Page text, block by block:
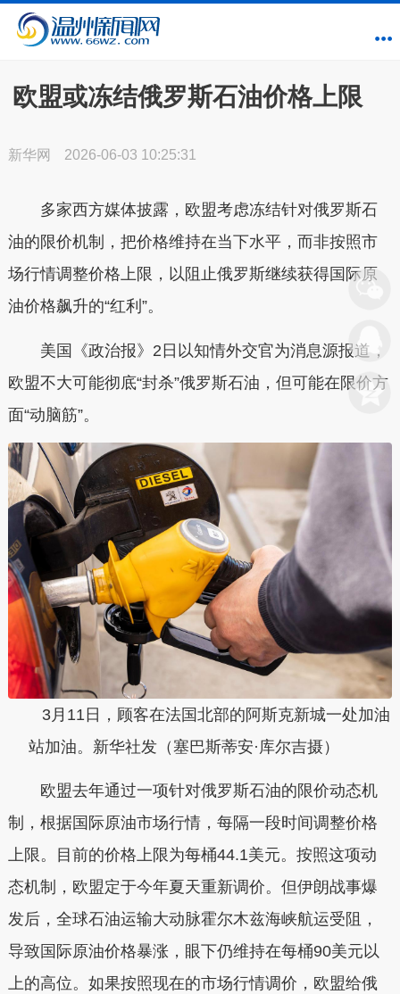
欧盟或冻结俄罗斯石油价格上限
新华网 2026-06-03 10:25:31
多家西方媒体披露，欧盟考虑冻结针对俄罗斯石
油的限价机制，把价格维持在当下水平，而非按照市
场行情调整价格上限，以阻止俄罗斯继续获得国际原
油价格飙升的“红利”。
美国《政治报》2日以知情外交官为消息源报道，
欧盟不大可能彻底“封杀”俄罗斯石油，但可能在限价方
面“动脑筋”。
3月11日，顾客在法国北部的阿斯克新城一处加油
站加油。新华社发（塞巴斯蒂安·库尔吉摄）
欧盟去年通过一项针对俄罗斯石油的限价动态机
制，根据国际原油市场行情，每隔一段时间调整价格
上限。目前的价格上限为每桶44.1美元。按照这项动
态机制，欧盟定于今年夏天重新调价。但伊朗战事爆
发后，全球石油运输大动脉霍尔木兹海峡航运受阻，
导致国际原油价格暴涨，眼下仍维持在每桶90美元以
上的高位。如果按照现在的市场行情调价，欧盟给俄